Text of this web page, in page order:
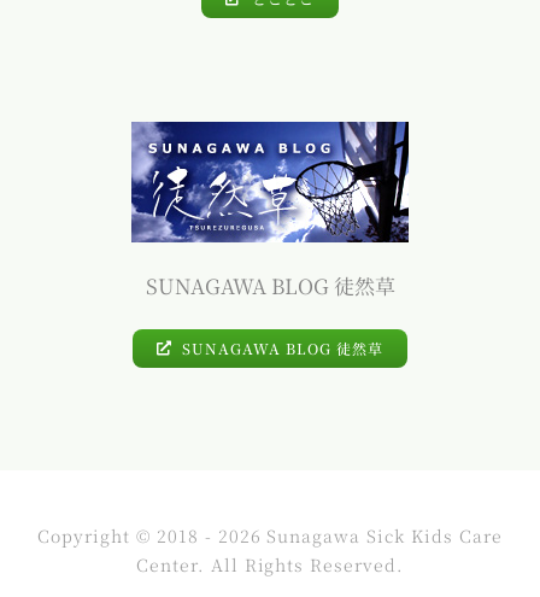
SUNAGAWA BLOG 徒然草
SUNAGAWA BLOG 徒然草
Copyright © 2018 - 2026 Sunagawa Sick Kids Care
Center. All Rights Reserved.